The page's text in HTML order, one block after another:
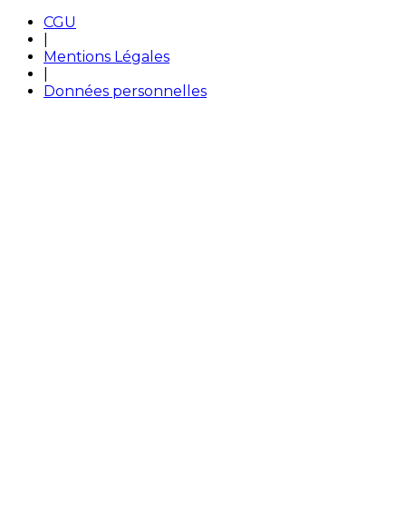
CGU
Mentions Légales
Données personnelles